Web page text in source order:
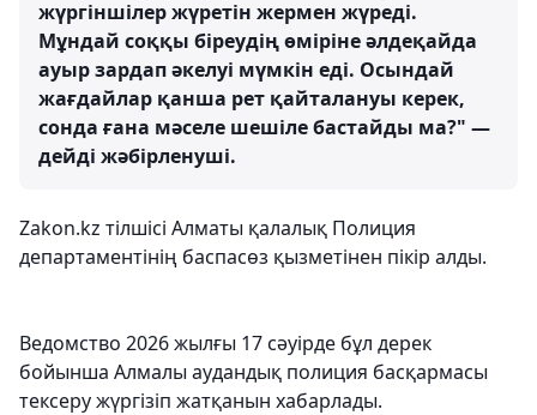
жүргіншілер жүретін жермен жүреді.
Мұндай соққы біреудің өміріне әлдеқайда
ауыр зардап әкелуі мүмкін еді. Осындай
жағдайлар қанша рет қайталануы керек,
сонда ғана мәселе шешіле бастайды ма?" —
дейді жәбірленуші.
Zakon.kz тілшісі Алматы қалалық Полиция
департаментінің баспасөз қызметінен пікір алды.
Ведомство 2026 жылғы 17 сәуірде бұл дерек
бойынша Алмалы аудандық полиция басқармасы
тексеру жүргізіп жатқанын хабарлады.